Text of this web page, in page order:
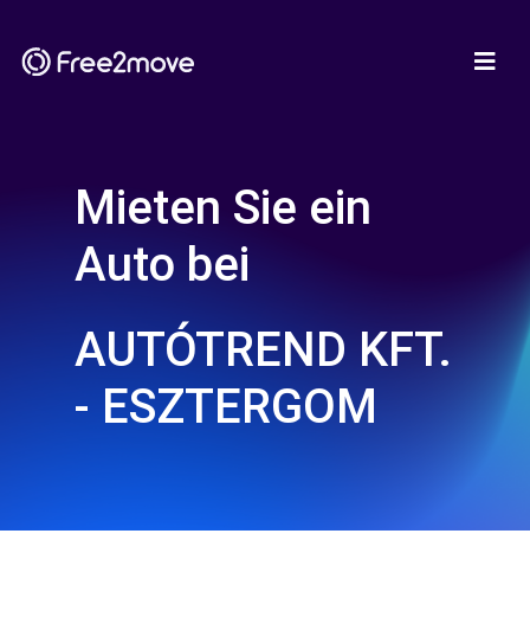
Mieten Sie ein
Auto bei
AUTÓTREND KFT.
- ESZTERGOM